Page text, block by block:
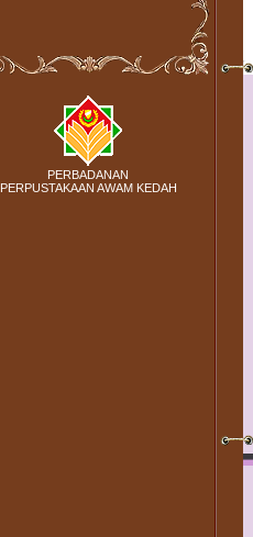
PERBADANAN
PERPUSTAKAAN AWAM KEDAH